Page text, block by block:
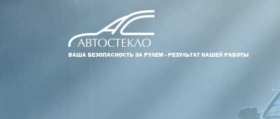
ВАША БЕЗОПАСНОСТЬ ЗА РУЛЕМ - РЕЗУЛЬТАТ НАШЕЙ РАБОТЫ